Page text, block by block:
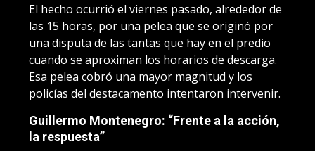
El hecho ocurrió el viernes pasado, alrededor de
las 15 horas, por una pelea que se originó por
una disputa de las tantas que hay en el predio
cuando se aproximan los horarios de descarga.
Esa pelea cobró una mayor magnitud y los
policías del destacamento intentaron intervenir.
Guillermo Montenegro: “Frente a la acción,
la respuesta”